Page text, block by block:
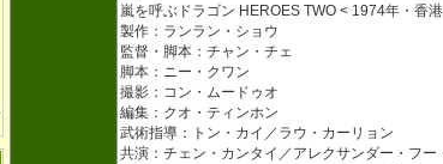
嵐を呼ぶドラゴン HEROES TWO < 1974年・香
製作：ランラン・ショウ
監督・脚本：チャン・チェ
脚本：ニー・クワン
撮影：コン・ムードゥオ
編集：クオ・ティンホン
武術指導：トン・カイ／ラウ・カーリョン
共演：チェン・カンタイ／アレクサンダー・フ